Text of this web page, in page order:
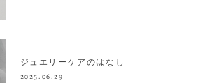
ジュエリーケアのはなし
2025.06.29